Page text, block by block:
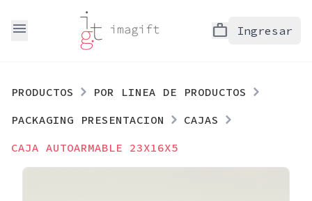
menu work Ingresar
PRODUCTOS
POR LINEA DE PRODUCTOS
PACKAGING PRESENTACION
CAJAS
CAJA AUTOARMABLE 23X16X5